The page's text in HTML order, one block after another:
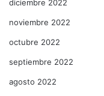
diciembre 2022
noviembre 2022
octubre 2022
septiembre 2022
agosto 2022